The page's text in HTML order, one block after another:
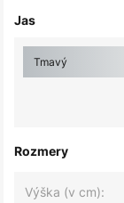
Jas
Tmavý
Rozmery
Výška (v cm):